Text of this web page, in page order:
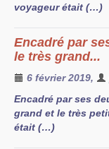
voyageur était (…)
Encadré par
le très grand...
6 février 2019,
Encadré par ses
grand et le très
était (…)